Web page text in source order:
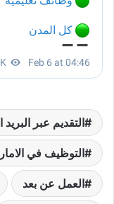
التقديم عبر البريد
التوظيف في
العمل عن بعد